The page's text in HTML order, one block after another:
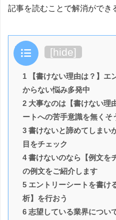
記事を読むことで解消ができ
目次 [hide]
1 【書けない理由は？】エ
からない悩み多発中
2 大事なのは【書けない理
ートへの苦手意識を無くそ
3 書けないと諦めてしまい
目をチェック
4 書けないのなら【例文を
の例文をご紹介します
5 エントリーシートを書け
析】を行おう
6 志望している業界につい